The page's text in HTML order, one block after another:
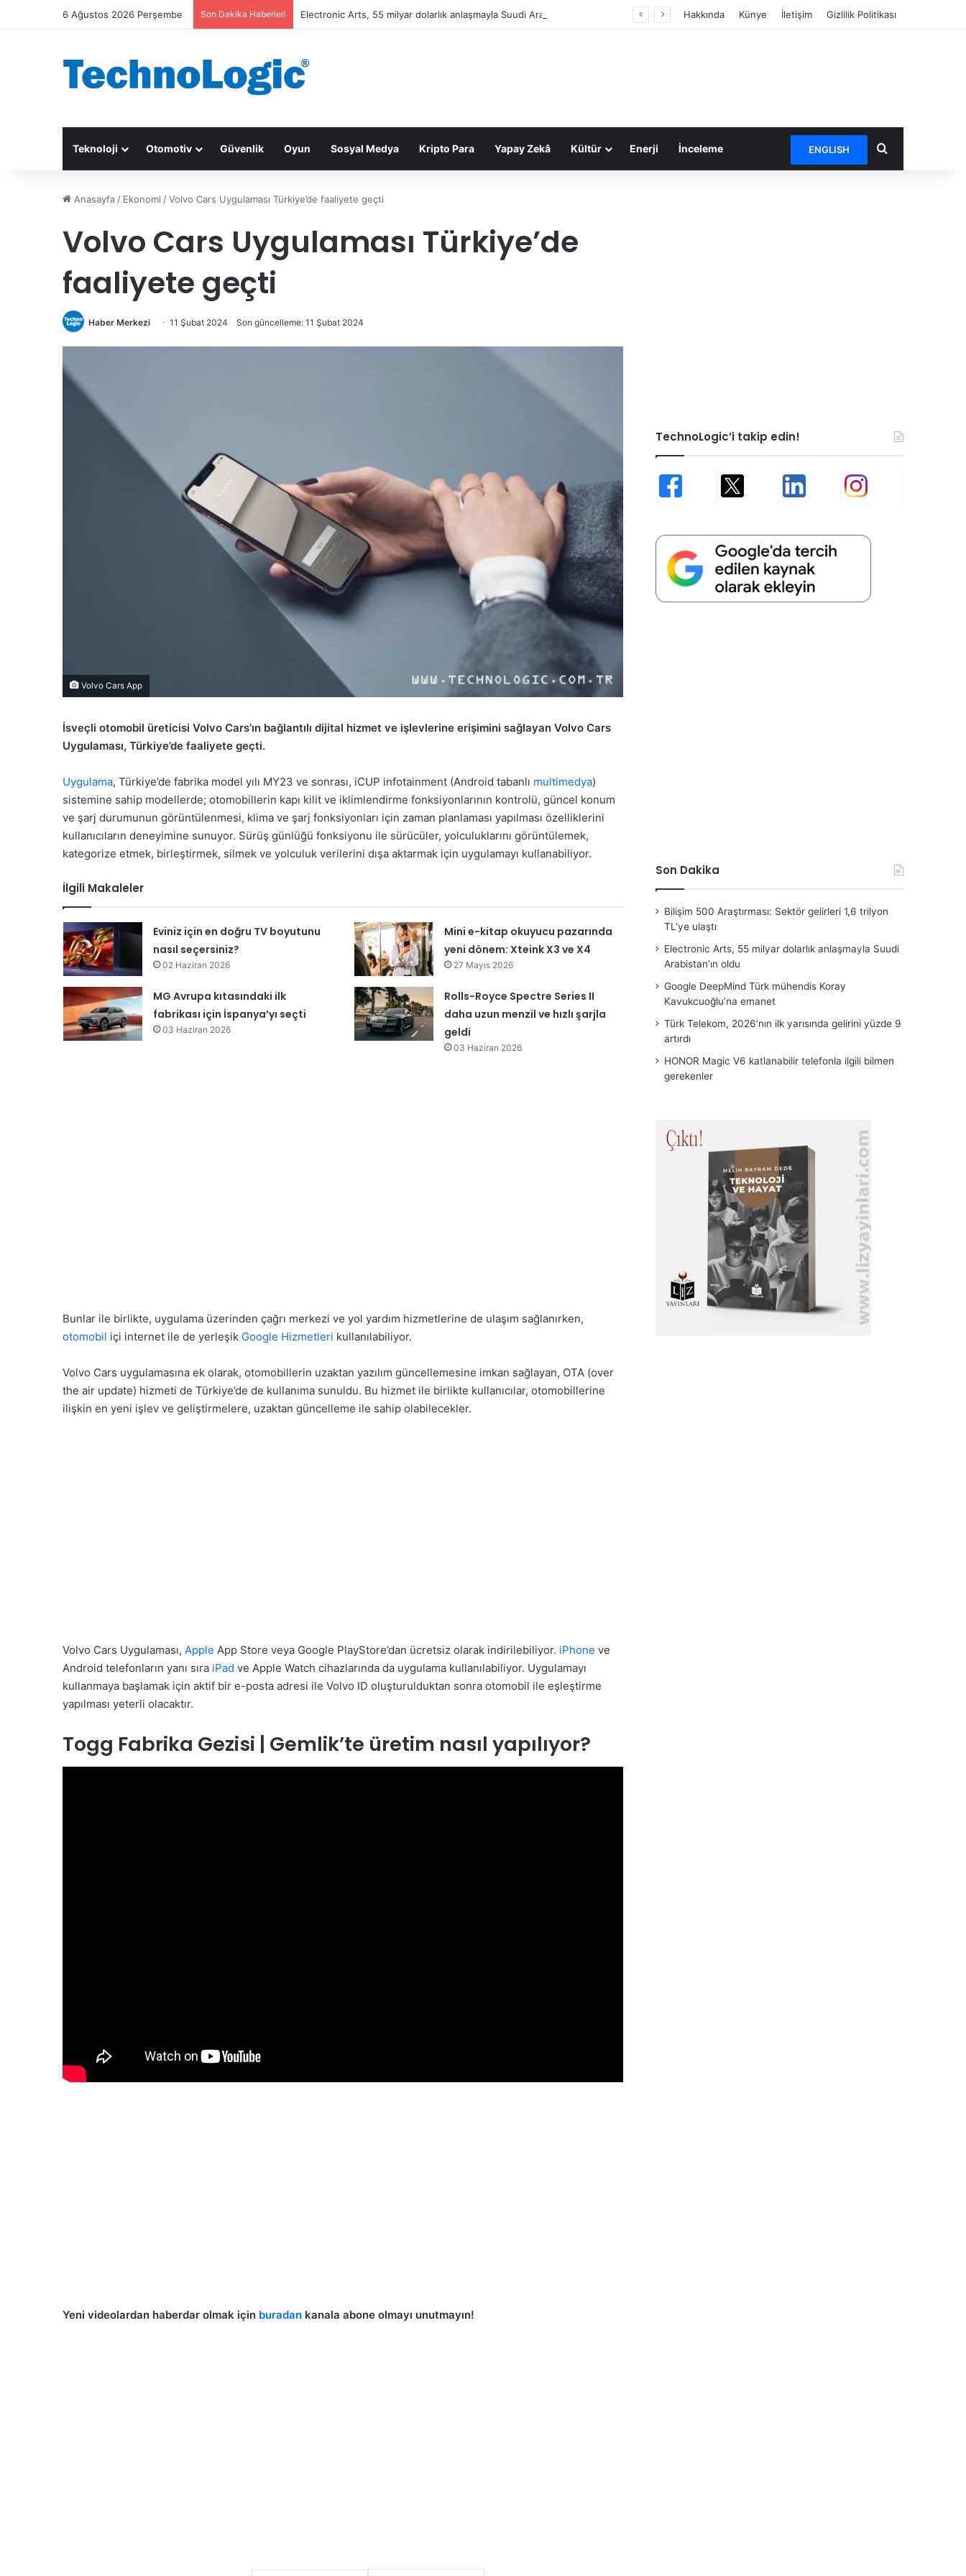
6 Ağustos 2026 Perşembe Son Dakika Haberleri Electronic Arts, 55 milyar dolarlık anlaşmayla Suudi Arabistan’ın oldu Hakkında Künye İletişim Gizlilik Politikası
Teknoloji Otomotiv Güvenlik Oyun Sosyal Medya Kripto Para Yapay Zekâ Kültür Enerji İnceleme ENGLISH Arama yap ...
Anasayfa / Ekonomi /Volvo Cars Uygulaması Türkiye’de faaliyete geçti
Volvo Cars Uygulaması Türkiye’de
faaliyete geçti
Haber Merkezi 11 Şubat 2024 Son güncelleme: 11 Şubat 2024
Volvo Cars App
İsveçli otomobil üreticisi Volvo Cars’ın bağlantılı dijital hizmet ve işlevlerine erişimini sağlayan Volvo Cars
Uygulaması, Türkiye’de faaliyete geçti.
Uygulama, Türkiye’de fabrika model yılı MY23 ve sonrası, iCUP infotainment (Android tabanlı multimedya)
sistemine sahip modellerde; otomobillerin kapı kilit ve iklimlendirme fonksiyonlarının kontrolü, güncel konum
ve şarj durumunun görüntülenmesi, klima ve şarj fonksiyonları için zaman planlaması yapılması özelliklerini
kullanıcıların deneyimine sunuyor. Sürüş günlüğü fonksiyonu ile sürücüler, yolculuklarını görüntülemek,
kategorize etmek, birleştirmek, silmek ve yolculuk verilerini dışa aktarmak için uygulamayı kullanabiliyor.
İlgili Makaleler
Eviniz için en doğru TV boyutunu
nasıl seçersiniz?
02 Haziran 2026
Mini e-kitap okuyucu pazarında
yeni dönem: Xteink X3 ve X4
27 Mayıs 2026
MG Avrupa kıtasındaki ilk
fabrikası için İspanya’yı seçti
03 Haziran 2026
Rolls-Royce Spectre Series II
daha uzun menzil ve hızlı şarjla
geldi
03 Haziran 2026
Bunlar ile birlikte, uygulama üzerinden çağrı merkezi ve yol yardım hizmetlerine de ulaşım sağlanırken,
otomobil içi internet ile de yerleşik Google Hizmetleri kullanılabiliyor.
Volvo Cars uygulamasına ek olarak, otomobillerin uzaktan yazılım güncellemesine imkan sağlayan, OTA (over
the air update) hizmeti de Türkiye’de de kullanıma sunuldu. Bu hizmet ile birlikte kullanıcılar, otomobillerine
ilişkin en yeni işlev ve geliştirmelere, uzaktan güncelleme ile sahip olabilecekler.
Volvo Cars Uygulaması, Apple App Store veya Google PlayStore’dan ücretsiz olarak indirilebiliyor. iPhone ve
Android telefonların yanı sıra iPad ve Apple Watch cihazlarında da uygulama kullanılabiliyor. Uygulamayı
kullanmaya başlamak için aktif bir e-posta adresi ile Volvo ID oluşturulduktan sonra otomobil ile eşleştirme
yapılması yeterli olacaktır.
Togg Fabrika Gezisi | Gemlik’te üretim nasıl yapılıyor?
Yeni videolardan haberdar olmak için buradan kanala abone olmayı unutmayın!
TechnoLogic’i takip edin!
Son Dakika
Bilişim 500 Araştırması: Sektör gelirleri 1,6 trilyon
TL’ye ulaştı
Electronic Arts, 55 milyar dolarlık anlaşmayla Suudi
Arabistan’ın oldu
Google DeepMind Türk mühendis Koray
Kavukcuoğlu’na emanet
Türk Telekom, 2026’nın ilk yarısında gelirini yüzde 9
artırdı
HONOR Magic V6 katlanabilir telefonla ilgili bilmen
gerekenler